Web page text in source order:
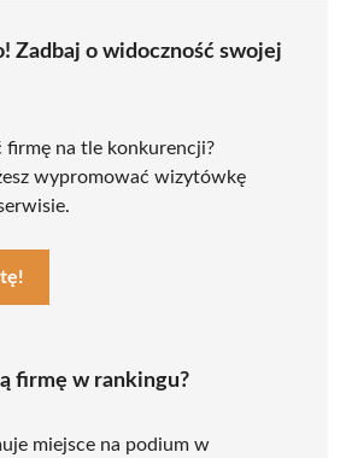
Zadbaj o widoczność swojej
firmę na tle konkurencji?
wypromować wizytówkę
firmę w rankingu?
miejsce na podium w